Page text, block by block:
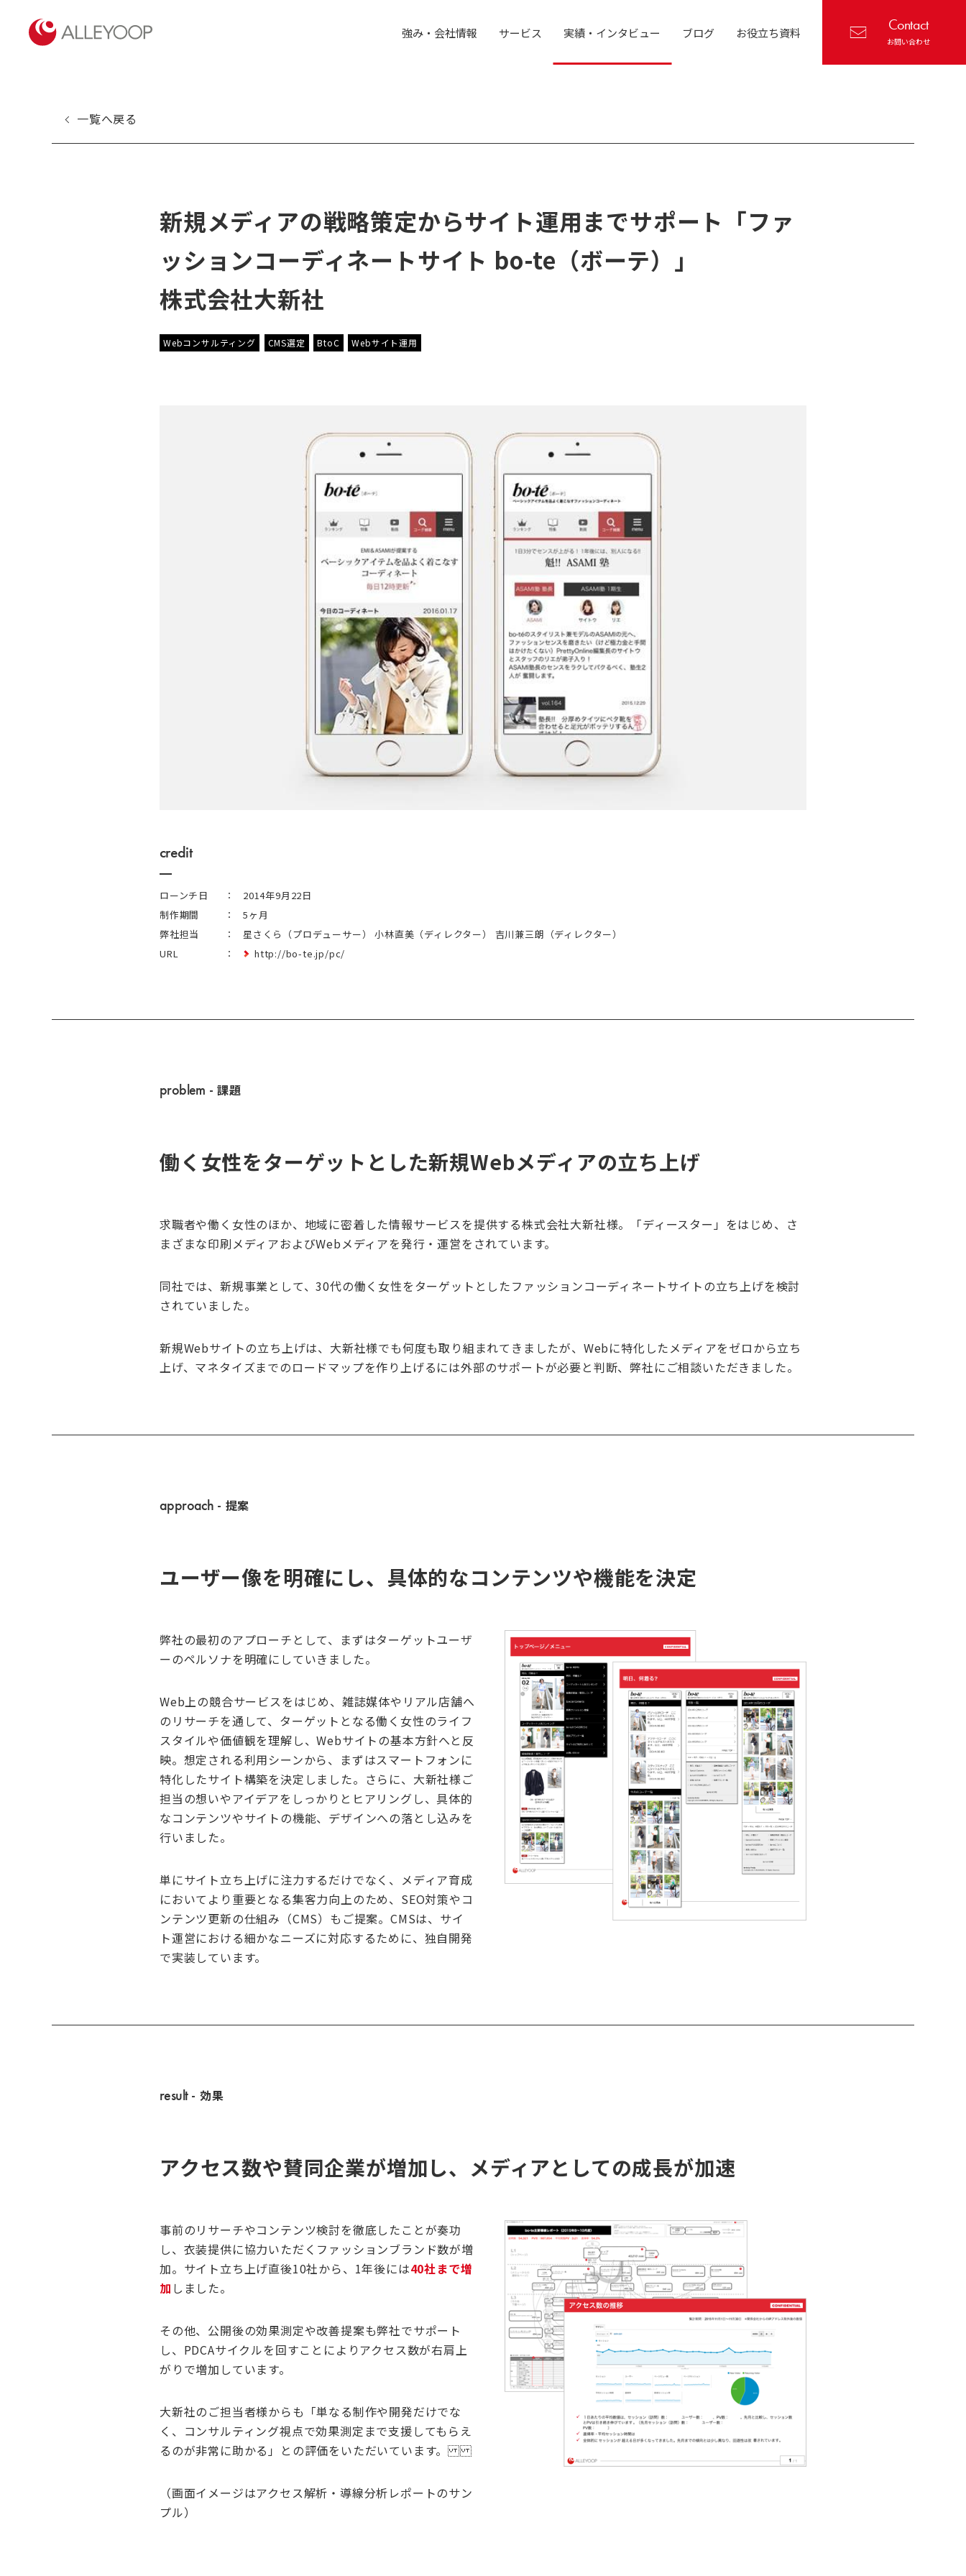
強み・会社情報 サービス 実績・インタビュー ブログ お役立ち資料 Contact
お問い合わせ
一覧へ戻る
新規メディアの戦略策定からサイト運用までサポート「ファ
ッションコーディネートサイト bo-te（ボーテ）」
株式会社大新社
Webコンサルティング CMS選定 BtoC Webサイト運用
credit
ローンチ日
2014年9月22日
制作期間
5ヶ月
弊社担当
星さくら（プロデューサー） 小林直美（ディレクター） 吉川兼三朗（ディレクター）
URL
http://bo-te.jp/pc/
problem - 課題
働く女性をターゲットとした新規Webメディアの立ち上げ
求職者や働く女性のほか、地域に密着した情報サービスを提供する株式会社大新社様。「ディースター」をはじめ、さ
まざまな印刷メディアおよびWebメディアを発行・運営をされています。
同社では、新規事業として、30代の働く女性をターゲットとしたファッションコーディネートサイトの立ち上げを検討
されていました。
新規Webサイトの立ち上げは、大新社様でも何度も取り組まれてきましたが、Webに特化したメディアをゼロから立ち
上げ、マネタイズまでのロードマップを作り上げるには外部のサポートが必要と判断、弊社にご相談いただきました。
approach - 提案
ユーザー像を明確にし、具体的なコンテンツや機能を決定
弊社の最初のアプローチとして、まずはターゲットユーザ
ーのペルソナを明確にしていきました。
Web上の競合サービスをはじめ、雑誌媒体やリアル店舗へ
のリサーチを通して、ターゲットとなる働く女性のライフ
スタイルや価値観を理解し、Webサイトの基本方針へと反
映。想定される利用シーンから、まずはスマートフォンに
特化したサイト構築を決定しました。さらに、大新社様ご
担当の想いやアイデアをしっかりとヒアリングし、具体的
なコンテンツやサイトの機能、デザインへの落とし込みを
行いました。
単にサイト立ち上げに注力するだけでなく、メディア育成
においてより重要となる集客力向上のため、SEO対策やコ
ンテンツ更新の仕組み（CMS）もご提案。CMSは、サイ
ト運営における細かなニーズに対応するために、独自開発
で実装しています。
result- 効果
アクセス数や賛同企業が増加し、メディアとしての成長が加速
事前のリサーチやコンテンツ検討を徹底したことが奏功
し、衣装提供に協力いただくファッションブランド数が増
加。サイト立ち上げ直後10社から、1年後には40社まで増
加 しました。
その他、公開後の効果測定や改善提案も弊社でサポート
し、PDCAサイクルを回すことによりアクセス数が右肩上
がりで増加しています。
大新社のご担当者様からも「単なる制作や開発だけでな
く、コンサルティング視点で効果測定まで支援してもらえ
るのが非常に助かる」との評価をいただいています。
（画面イメージはアクセス解析・導線分析レポートのサン
プル）